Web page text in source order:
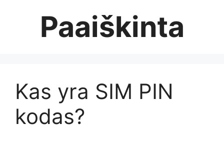
Paaiškinta
Kas yra SIM PIN
kodas?